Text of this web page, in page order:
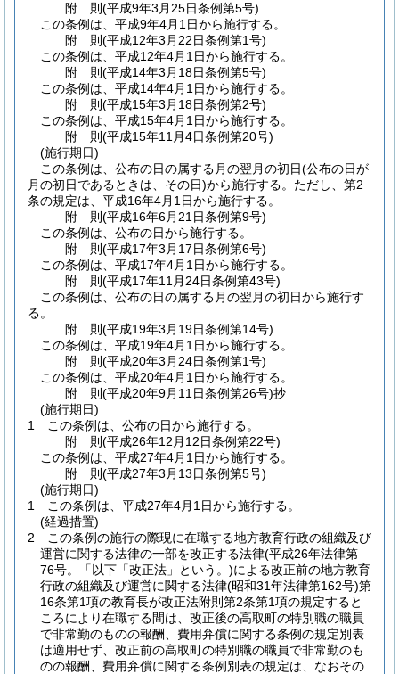
附 則(平成9年3月25日条例第5号)
この条例は、平成9年4月1日から施行する。
附 則(平成12年3月22日条例第1号)
この条例は、平成12年4月1日から施行する。
附 則(平成14年3月18日条例第5号)
この条例は、平成14年4月1日から施行する。
附 則(平成15年3月18日条例第2号)
この条例は、平成15年4月1日から施行する。
附 則(平成15年11月4日条例第20号)
(施行期日)
この条例は、公布の日の属する月の翌月の初日(公布の日が
月の初日であるときは、その日)から施行する。ただし、第2
条の規定は、平成16年4月1日から施行する。
附 則(平成16年6月21日条例第9号)
この条例は、公布の日から施行する。
附 則(平成17年3月17日条例第6号)
この条例は、平成17年4月1日から施行する。
附 則(平成17年11月24日条例第43号)
この条例は、公布の日の属する月の翌月の初日から施行す
る。
附 則(平成19年3月19日条例第14号)
この条例は、平成19年4月1日から施行する。
附 則(平成20年3月24日条例第1号)
この条例は、平成20年4月1日から施行する。
附 則(平成20年9月11日条例第26号)抄
(施行期日)
1
この条例は、公布の日から施行する。
附 則(平成26年12月12日条例第22号)
この条例は、平成27年4月1日から施行する。
附 則(平成27年3月13日条例第5号)
(施行期日)
1
この条例は、平成27年4月1日から施行する。
(経過措置)
2
この条例の施行の際現に在職する地方教育行政の組織及び
運営に関する法律の一部を改正する法律(平成26年法律第
76号。「以下「改正法」という。)による改正前の地方教育
行政の組織及び運営に関する法律(昭和31年法律第162号)第
16条第1項の教育長が改正法附則第2条第1項の規定すると
ころにより在職する間は、改正後の高取町の特別職の職員
で非常勤のものの報酬、費用弁償に関する条例の規定別表
は適用せず、改正前の高取町の特別職の職員で非常勤のも
のの報酬、費用弁償に関する条例別表の規定は、なおその